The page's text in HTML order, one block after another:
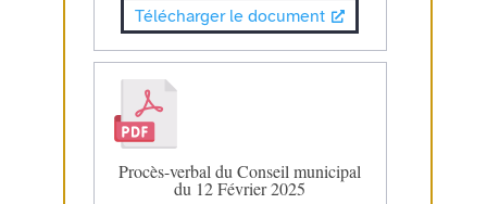
Télécharger le document
Procès-verbal du Conseil municipal
du 12 Février 2025